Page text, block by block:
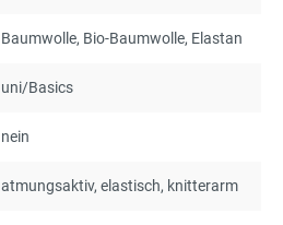
Baumwolle, Bio-Baumwolle, Elastan
uni/Basics
nein
atmungsaktiv, elastisch, knitterarm